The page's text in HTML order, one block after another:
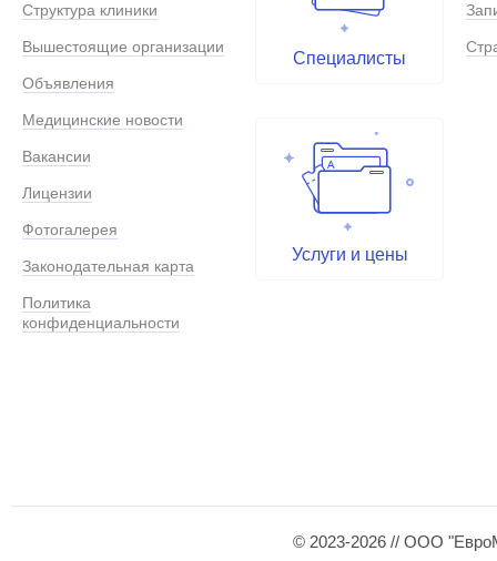
Структура клиники
Вышестоящие организации
Объявления
Медицинские новости
Вакансии
Лицензии
Фотогалерея
Законодательная карта
Политика
конфиденциальности
Специалисты
Услуги и цены
© 2023-2026 // ООО